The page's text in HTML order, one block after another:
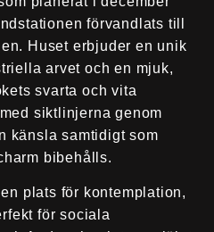
förvandlats till
Huset erbjuder en unik
arvet och en mjuk,
svarta och vita
siktlinjerna genom
känsla samtidigt som
bibehålls.
plats för kontemplation,
för sociala